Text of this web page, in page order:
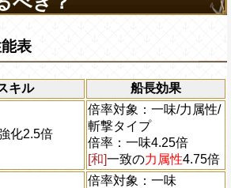
させる
え、横大範囲の敵に攻撃×3倍のダ
撃タイプの仲間の攻撃アップ Lv.8
海賊祭能力：斬撃タイプの仲間の
度アップ Lv.5、攻撃アップ Lv.6、力
力アップLv.6、速度アップLv.6
海賊祭耐性：行動封じ、痺れを回
受けるダメージを40%軽減する
最大Lv.130
表
キル 船長効果
化2.5倍
倍率対象：一味/力属性/
斬撃タイプ
倍率：一味4.25倍
[和]一致の力属性4.75倍
倍率対象：一味